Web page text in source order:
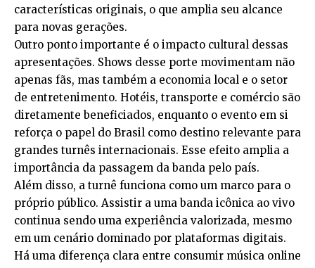
características originais, o que amplia seu alcance
para novas gerações.
Outro ponto importante é o impacto cultural dessas
apresentações. Shows desse porte movimentam não
apenas fãs, mas também a economia local e o setor
de entretenimento. Hotéis, transporte e comércio são
diretamente beneficiados, enquanto o evento em si
reforça o papel do Brasil como destino relevante para
grandes turnês internacionais. Esse efeito amplia a
importância da passagem da banda pelo país.
Além disso, a turnê funciona como um marco para o
próprio público. Assistir a uma banda icônica ao vivo
continua sendo uma experiência valorizada, mesmo
em um cenário dominado por plataformas digitais.
Há uma diferença clara entre consumir música online